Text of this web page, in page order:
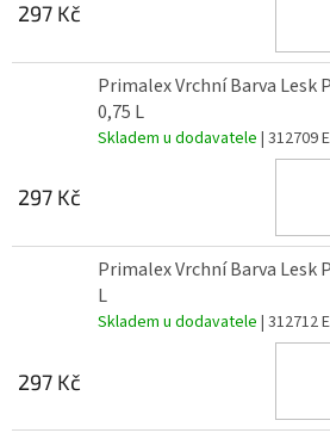
297 Kč
Primalex Vrchní Barva Lesk
0,75 L
Skladem u dodavatele | 312709
297 Kč
Primalex Vrchní Barva Lesk
L
Skladem u dodavatele | 312712
297 Kč